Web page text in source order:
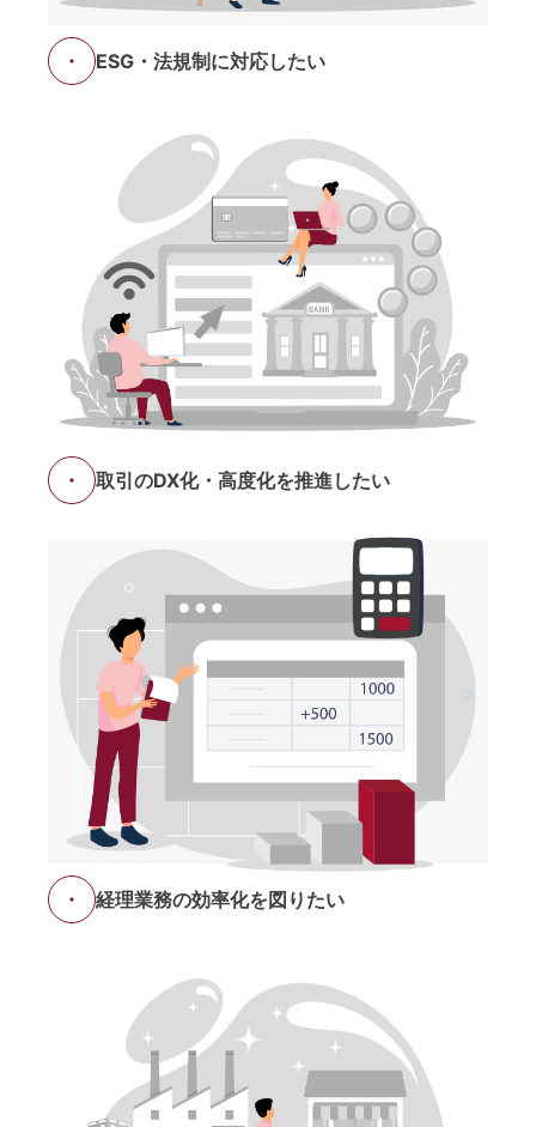
ESG・法規制に対応したい
取引のDX化・高度化を推進したい
経理業務の効率化を図りたい